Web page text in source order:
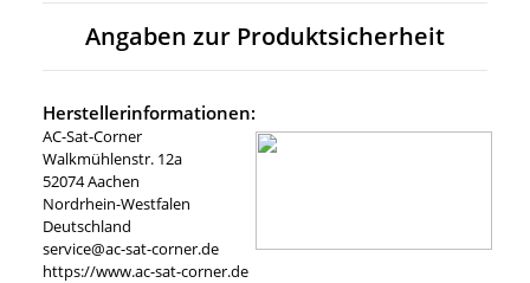
Angaben zur Produktsicherheit
Herstellerinformationen:
AC-Sat-Corner
Walkmühlenstr. 12a
52074 Aachen
Nordrhein-Westfalen
Deutschland
service@ac-sat-corner.de
https://www.ac-sat-corner.de